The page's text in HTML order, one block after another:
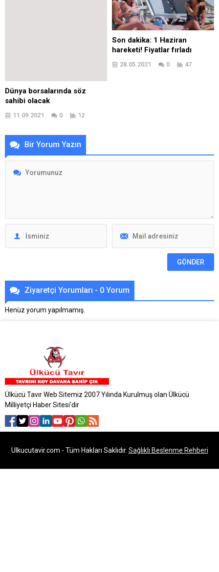
Dünya borsalarında söz
sahibi olacak
11.09.2021 0 12
Son dakika: 1 Haziran
hareketi! Fiyatlar fırladı
28.05.2021 0 47
Bir Yorum Yazın
Ziyaretçi Yorumları - 0 Yorum
Henüz yorum yapılmamış.
Ülkücü Tavır Web Sitemiz 2007 Yılında Kurulmuş olan Ülkücü
Milliyetçi Haber Sitesi'dir
Ulkucutavir.com - Tüm Hakları Saklıdır. Sağlıklı Beslenme Rehberi